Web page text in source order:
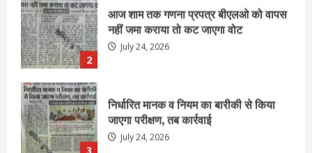
3
निर्धारित मानक व नियम का बारीकी से किया
जाएगा परीक्षण, तब कार्रवाई
July 24, 2026
नियमों के अनुरूप होगी हैंडओवर की प्रक्रियाः
आयुक्त
July 24, 2026